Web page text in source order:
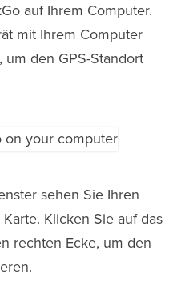
auf Ihrem Computer.
mit Ihrem Computer
um den GPS-Standort
sehen Sie Ihren
Klicken Sie auf das
rechten Ecke, um den